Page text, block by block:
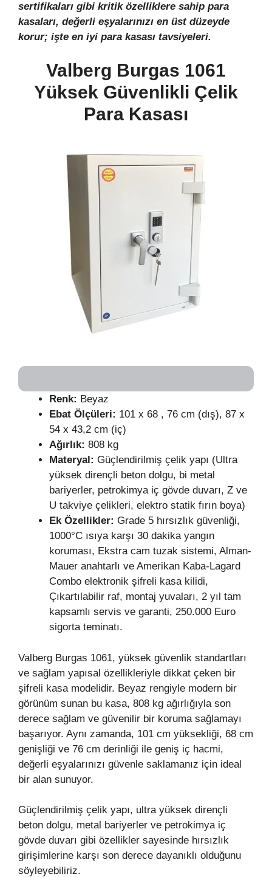
sertifikaları gibi kritik özelliklere sahip para
kasaları, değerli eşyalarınızı en üst düzeyde
korur; işte en iyi para kasası tavsiyeleri.
Valberg Burgas 1061
Yüksek Güvenlikli Çelik
Para Kasası
Renk: Beyaz
Ebat Ölçüleri: 101 x 68 , 76 cm (dış), 87 x
54 x 43,2 cm (iç)
Ağırlık: 808 kg
Materyal: Güçlendirilmiş çelik yapı (Ultra
yüksek dirençli beton dolgu, bi metal
bariyerler, petrokimya iç gövde duvarı, Z ve
U takviye çelikleri, elektro statik fırın boya)
Ek Özellikler: Grade 5 hırsızlık güvenliği,
1000°C ısıya karşı 30 dakika yangın
koruması, Ekstra cam tuzak sistemi, Alman-
Mauer anahtarlı ve Amerikan Kaba-Lagard
Combo elektronik şifreli kasa kilidi,
Çıkartılabilir raf, montaj yuvaları, 2 yıl tam
kapsamlı servis ve garanti, 250.000 Euro
sigorta teminatı.
Valberg Burgas 1061, yüksek güvenlik standartları
ve sağlam yapısal özellikleriyle dikkat çeken bir
şifreli kasa modelidir. Beyaz rengiyle modern bir
görünüm sunan bu kasa, 808 kg ağırlığıyla son
derece sağlam ve güvenilir bir koruma sağlamayı
başarıyor. Aynı zamanda, 101 cm yüksekliği, 68 cm
genişliği ve 76 cm derinliği ile geniş iç hacmi,
değerli eşyalarınızı güvenle saklamanız için ideal
bir alan sunuyor.
Güçlendirilmiş çelik yapı, ultra yüksek dirençli
beton dolgu, metal bariyerler ve petrokimya iç
gövde duvarı gibi özellikler sayesinde hırsızlık
girişimlerine karşı son derece dayanıklı olduğunu
söyleyebiliriz.